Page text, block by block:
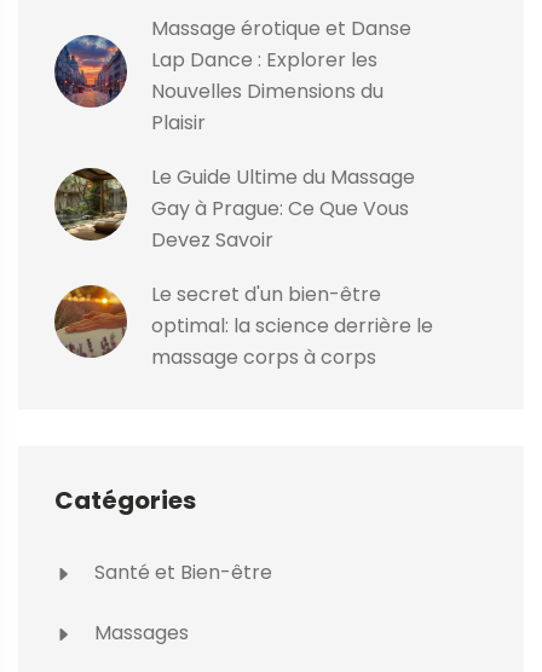
Massage érotique et Danse
Lap Dance : Explorer les
Nouvelles Dimensions du
Plaisir
Le Guide Ultime du Massage
Gay à Prague: Ce Que Vous
Devez Savoir
Le secret d'un bien-être
optimal: la science derrière le
massage corps à corps
Catégories
Santé et Bien-être
Massages